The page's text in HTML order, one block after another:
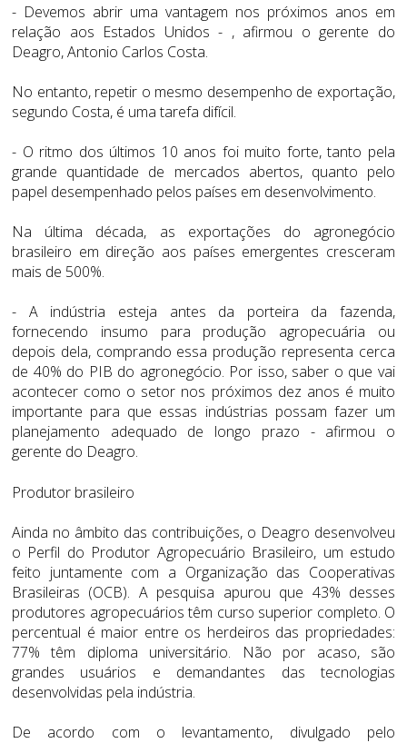
- Devemos abrir uma vantagem nos próximos anos em
relação aos Estados Unidos - , afirmou o gerente do
Deagro, Antonio Carlos Costa.
No entanto, repetir o mesmo desempenho de exportação,
segundo Costa, é uma tarefa difícil.
- O ritmo dos últimos 10 anos foi muito forte, tanto pela
grande quantidade de mercados abertos, quanto pelo
papel desempenhado pelos países em desenvolvimento.
Na última década, as exportações do agronegócio
brasileiro em direção aos países emergentes cresceram
mais de 500%.
- A indústria esteja antes da porteira da fazenda,
fornecendo insumo para produção agropecuária ou
depois dela, comprando essa produção representa cerca
de 40% do PIB do agronegócio. Por isso, saber o que vai
acontecer como o setor nos próximos dez anos é muito
importante para que essas indústrias possam fazer um
planejamento adequado de longo prazo - afirmou o
gerente do Deagro.
Produtor brasileiro
Ainda no âmbito das contribuições, o Deagro desenvolveu
o Perfil do Produtor Agropecuário Brasileiro, um estudo
feito juntamente com a Organização das Cooperativas
Brasileiras (OCB). A pesquisa apurou que 43% desses
produtores agropecuários têm curso superior completo. O
percentual é maior entre os herdeiros das propriedades:
77% têm diploma universitário. Não por acaso, são
grandes usuários e demandantes das tecnologias
desenvolvidas pela indústria.
De acordo com o levantamento, divulgado pelo